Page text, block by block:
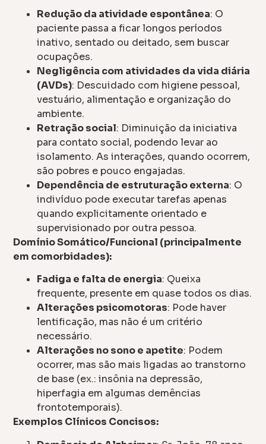
Redução da atividade espontânea: O
paciente passa a ficar longos períodos
inativo, sentado ou deitado, sem buscar
ocupações.
Negligência com atividades da vida diária
(AVDs): Descuidado com higiene pessoal,
vestuário, alimentação e organização do
ambiente.
Retração social: Diminuição da iniciativa
para contato social, podendo levar ao
isolamento. As interações, quando ocorrem,
são pobres e pouco engajadas.
Dependência de estruturação externa: O
indivíduo pode executar tarefas apenas
quando explicitamente orientado e
supervisionado por outra pessoa.
Domínio Somático/Funcional (principalmente
em comorbidades):
Fadiga e falta de energia: Queixa
frequente, presente em quase todos os dias.
Alterações psicomotoras: Pode haver
lentificação, mas não é um critério
necessário.
Alterações no sono e apetite: Podem
ocorrer, mas são mais ligadas ao transtorno
de base (ex.: insônia na depressão,
hiperfagia em algumas demências
frontotemporais).
Exemplos Clínicos Concisos: